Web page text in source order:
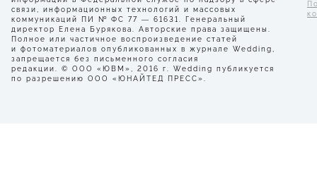
связи, информационных технологий и массовых
коммуникаций ПИ № ФС 77 — 61631. Генеральный
директор Елена Бурякова. Авторские права защищены.
Полное или частичное воспроизведение статей
и фотоматериалов опубликованных в журнале Wedding,
запрещается без письменного согласия
редакции. © ООО «ЮВМ», 2016 г. Wedding публикуется
по разрешению ООО «ЮНАЙТЕД ПРЕСС».